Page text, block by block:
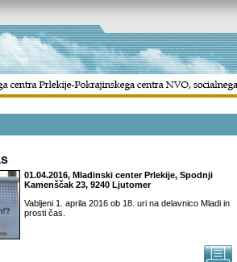
01.04.2016, Mladinski center Prlekije, Spodnji
Kamenščak 23, 9240 Ljutomer
Vabljeni 1. aprila 2016 ob 18. uri na delavnico Mladi in
prosti čas.